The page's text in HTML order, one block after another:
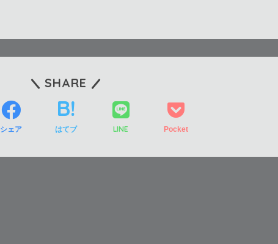
SHARE
シェア はてブ LINE Pocket